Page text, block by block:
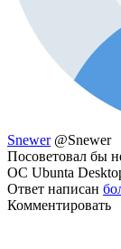
Snewer @Snewer
Посоветовал бы
ОС Ubunta
Ответ написан
Комментировать